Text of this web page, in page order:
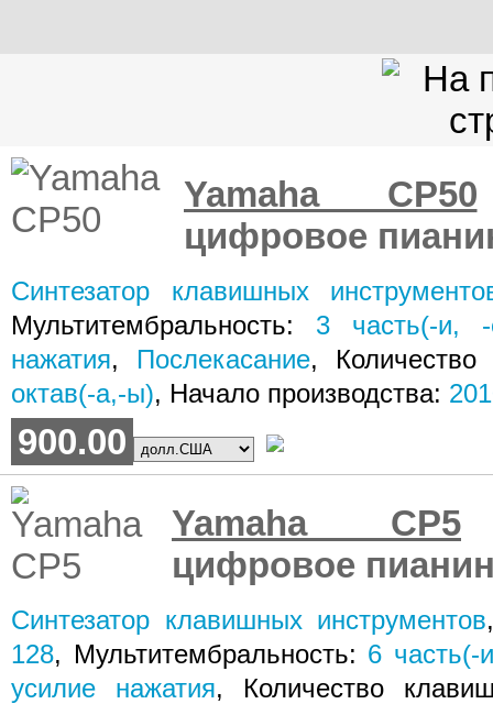
Yamaha CP50
цифровое
Синтезатор клавишных
Мультитембральность: 3
часть(-и,
нажатия, Послекасание,
октав(-а,-ы), Начало производства:
900.00
Yamaha CP5
цифровое
Синтезатор клавишных инструментов
128, Мультитембральность: 6 часть(-
усилие нажатия, Количество